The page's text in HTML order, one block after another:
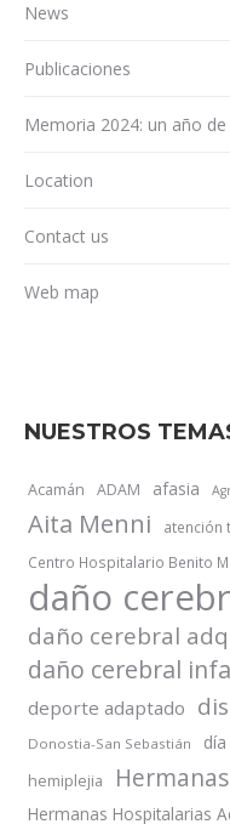
News
Publicaciones
Memoria 2024: un año
Location
Contact us
Web map
NUESTROS
Acamán ADAM afasia
Aita Menni atención
Centro Hospitalario Benito
daño
daño cerebral
daño cerebral
deporte adaptado
Donostia-San Sebastián
hemiplejia
Hermanas Hospitalarias